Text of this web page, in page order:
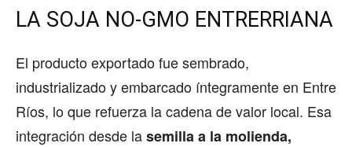
LA SOJA NO-GMO ENTRERRIANA
El producto exportado fue sembrado,
industrializado y embarcado íntegramente en Entre
Ríos, lo que refuerza la cadena de valor local. Esa
integración desde lasemilla a la molienda,